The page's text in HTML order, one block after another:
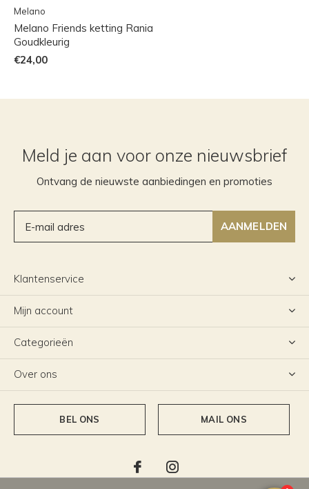
Melano
Melano Friends ketting Rania
Goudkleurig
€24,00
Meld je aan voor onze nieuwsbrief
Ontvang de nieuwste aanbiedingen en promoties
AANMELDEN
Klantenservice
Mijn account
Categorieën
Over ons
BEL ONS MAIL ONS